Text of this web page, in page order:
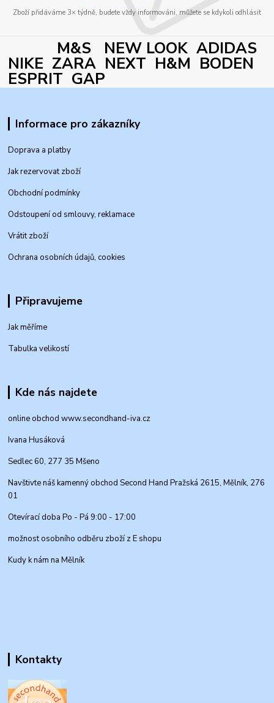
Zboží přidáváme 3× týdně, budete vždy informováni, můžete se kdykoli odhlásit
M&S NEW LOOK ADIDAS
NIKE ZARA NEXT H&M BODEN
ESPRIT GAP
Informace pro zákazníky
Doprava a platby
Jak rezervovat zboží
Obchodní podmínky
Odstoupení od smlouvy, reklamace
Vrátit zboží
Ochrana osobních údajů, cookies
Připravujeme
Jak měříme
Tabulka velikostí
Kde nás najdete
online obchod www.secondhand-iva.cz
Ivana Husáková
Sedlec 60, 277 35 Mšeno
Navštivte náš kamenný obchod Second Hand Pražská 2615, Mělník, 276
01
Otevírací doba Po - Pá 9:00 - 17:00
možnost osobního odběru zboží z E shopu
Kudy k nám na Mělník
Kontakty